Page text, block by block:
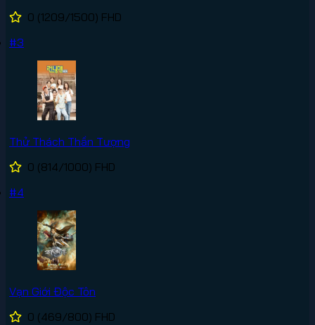
0 (1209/1500) FHD
#3
Thử Thách Thần Tượng
0 (814/1000) FHD
#4
Vạn Giới Độc Tôn
0 (469/800) FHD